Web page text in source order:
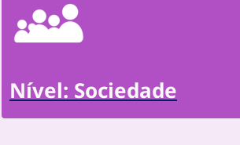
Nível: Sociedade